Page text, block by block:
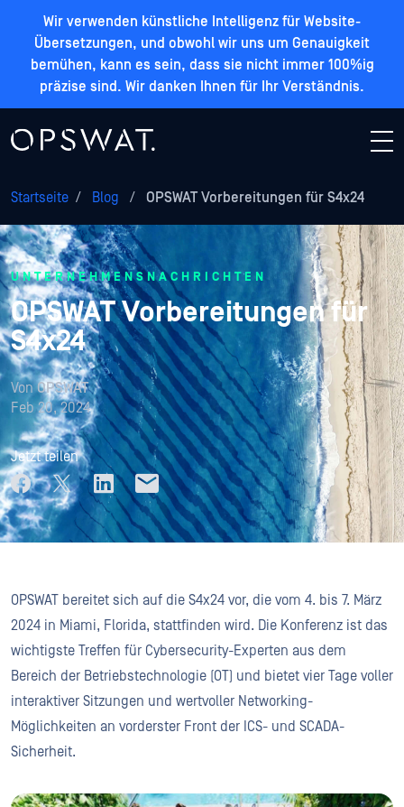
Wir verwenden künstliche Intelligenz für Website-
Übersetzungen, und obwohl wir uns um Genauigkeit
bemühen, kann es sein, dass sie nicht immer 100%ig
präzise sind. Wir danken Ihnen für Ihr Verständnis.
Startseite / Blog / OPSWAT Vorbereitungen für S4x24
UNTERNEHMENSNACHRICHTEN
OPSWAT Vorbereitungen für
S4x24
VonOPSWAT
Feb 20, 2024
Jetzt teilen
OPSWAT bereitet sich auf die S4x24 vor, die vom 4. bis 7. März
2024 in Miami, Florida, stattfinden wird. Die Konferenz ist das
wichtigste Treffen für Cybersecurity-Experten aus dem
Bereich der Betriebstechnologie (OT) und bietet vier Tage voller
interaktiver Sitzungen und wertvoller Networking-
Möglichkeiten an vorderster Front der ICS- und SCADA-
Sicherheit.